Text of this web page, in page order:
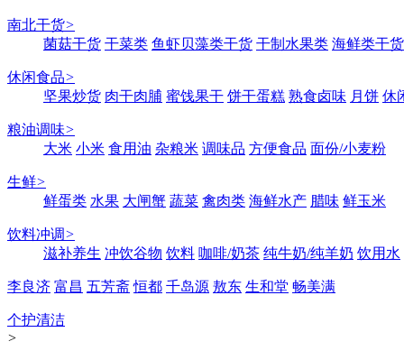
南北干货>
菌菇干货 干菜类 鱼虾贝藻类干货 干制水果类 海鲜类干货
休闲食品>
坚果炒货 肉干肉脯 蜜饯果干 饼干蛋糕 熟食卤味 月饼 休
粮油调味>
大米 小米 食用油 杂粮米 调味品 方便食品 面份/小麦粉
生鲜>
鲜蛋类 水果 大闸蟹 蔬菜 禽肉类 海鲜水产 腊味 鲜玉米
饮料冲调>
滋补养生 冲饮谷物 饮料 咖啡/奶茶 纯牛奶/纯羊奶 饮用水
李良济 富昌 五芳斋 恒都 千岛源 敖东 生和堂 畅美满
个护清洁
>